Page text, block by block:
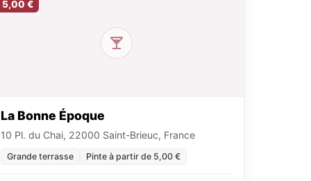
5,00 €
La Bonne Époque
10 Pl. du Chai, 22000 Saint-Brieuc, France
Grande terrasse Pinte à partir de 5,00 €